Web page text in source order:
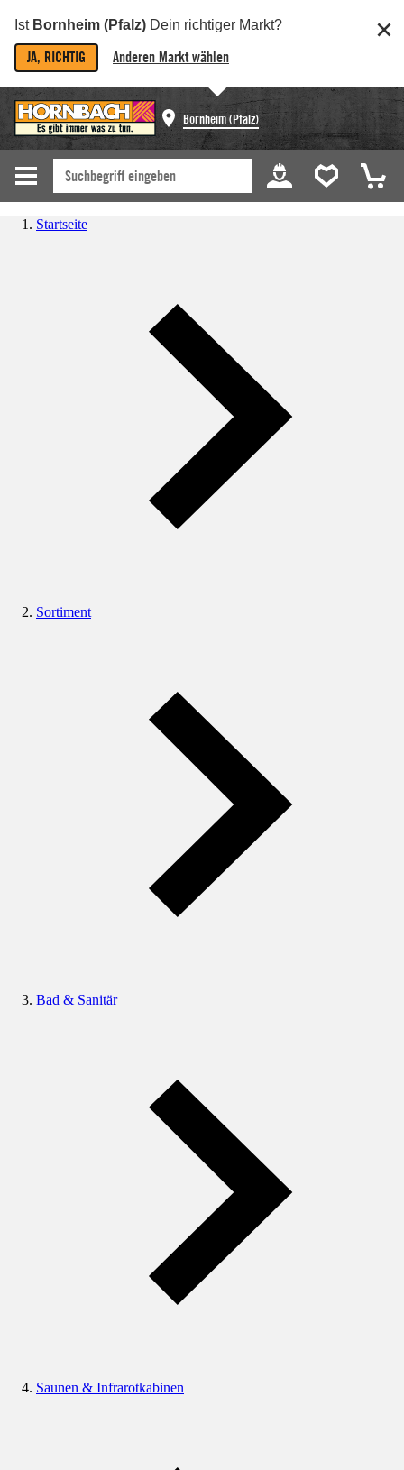
Ist Bornheim (Pfalz) Dein richtiger Markt?
JA, RICHTIG Anderen Markt wählen
Bornheim (Pfalz)
Startseite
Sortiment
Bad & Sanitär
Saunen & Infrarotkabinen